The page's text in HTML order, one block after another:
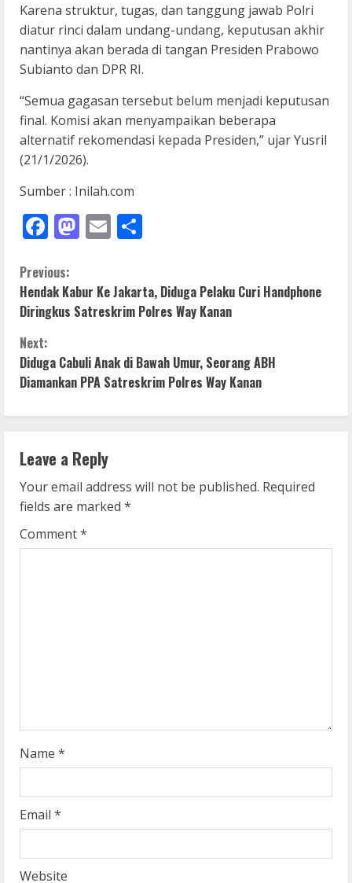
Karena struktur, tugas, dan tanggung jawab Polri
diatur rinci dalam undang-undang, keputusan akhir
nantinya akan berada di tangan Presiden Prabowo
Subianto dan DPR RI.
“Semua gagasan tersebut belum menjadi keputusan
final. Komisi akan menyampaikan beberapa
alternatif rekomendasi kepada Presiden,” ujar Yusril
(21/1/2026).
Sumber : Inilah.com
Facebook
Mastodon
Email
C
o
n
t
i
n
u
e
R
g
Previous:
Hendak Kabur Ke Jakarta, Diduga Pelaku Curi Handphone
Diringkus Satreskrim Polres Way Kanan
Next:
Diduga Cabuli Anak di Bawah Umur, Seorang ABH
Diamankan PPA Satreskrim Polres Way Kanan
Leave a Reply
Your email address will not be published. Required
fields are marked *
Comment*
Name *
Email *
Website